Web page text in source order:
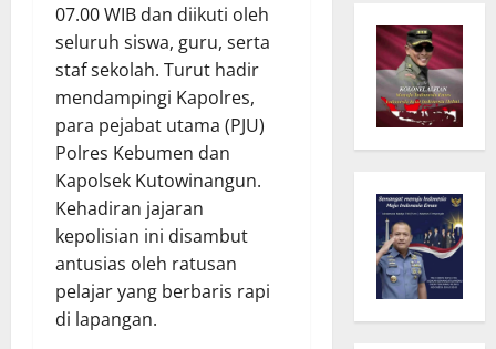
07.00 WIB dan diikuti oleh
seluruh siswa, guru, serta
staf sekolah. Turut hadir
mendampingi Kapolres,
para pejabat utama (PJU)
Polres Kebumen dan
Kapolsek Kutowinangun.
Kehadiran jajaran
kepolisian ini disambut
antusias oleh ratusan
pelajar yang berbaris rapi
di lapangan.